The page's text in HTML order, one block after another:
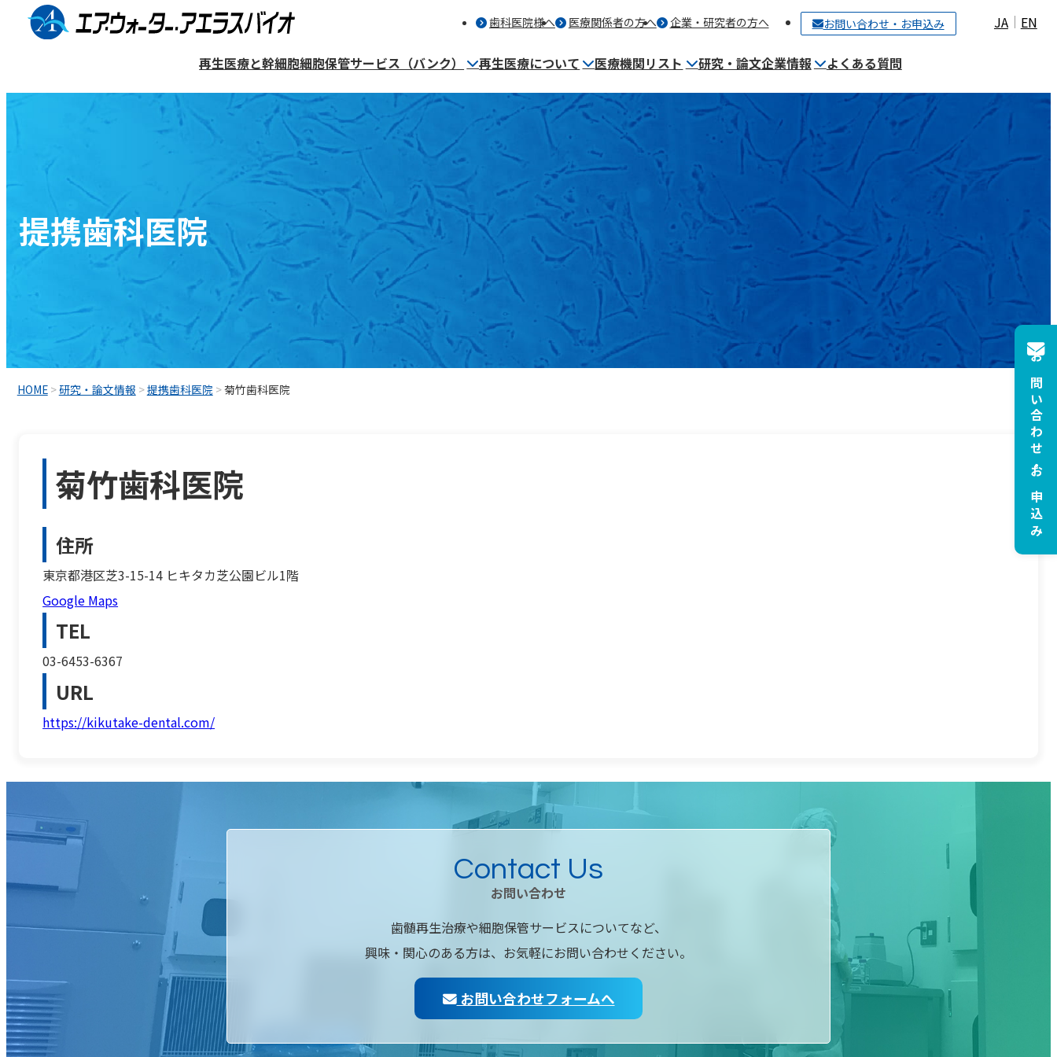
ン
ツ
歯科医院様へ 医療関係者の方へ 企業・研究者の方へ お問い合わせ・お申込み EN
JA
再生医療と幹細胞細胞保管サービス（バンク）
細胞保管サービス（バンク）
歯髄幹細胞について 細胞保管サービス（バンク）とは
ご契約〜細胞保管までの流れ
保管プランと料金
保管者・歯科医師の声
細胞培養施設（CPC）について
細胞の利用について
マンガ～バンク保管編～
再生医療について
再生医療について
歯髄再生治療
歯髄再生治療について
一般的な治療法との違い
象牙質再生について
歯髄再生治療をご検討の方へ
マンガ〜歯髄再生治療編〜
医療機関リスト
医療機関リスト
提携歯科医院検索ページ 再生医療を提供する医療機関
研究・論文企業情報
企業情報
企業概要 事業内容
よくある質問
提携歯科医院
HOME>研究・論文情報 >提携歯科医院 >菊竹歯科医院
菊竹歯科医院
住所
東京都港区芝3-15-14 ヒキタカ芝公園ビル1階
Google Maps
TEL
03-6453-6367
URL
https://kikutake-dental.com/
Contact Us
お問い合わせ
歯髄再生治療や細胞保管サービスについてなど、
興味・関心のある方は、お気軽にお問い合わせください。
お問い合わせフォームへ
お問い合わせ・お申込み